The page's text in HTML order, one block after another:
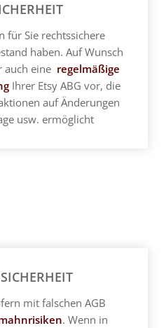
für Sie rechtssichere
haben. Auf Wunsch
auch eine regelmäßige
Ihrer Etsy ABG vor, die
auf Änderungen
usw. ermöglicht
mit falschen AGB
. Wenn in